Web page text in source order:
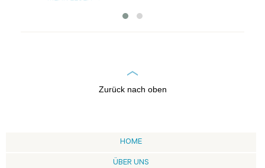
Zurück nach oben
HOME
ÜBER UNS